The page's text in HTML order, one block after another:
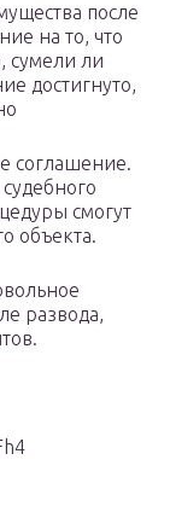
после
на то, что
сумели ли
достигнуто,
соглашение.
смогут
объекта.
развода,